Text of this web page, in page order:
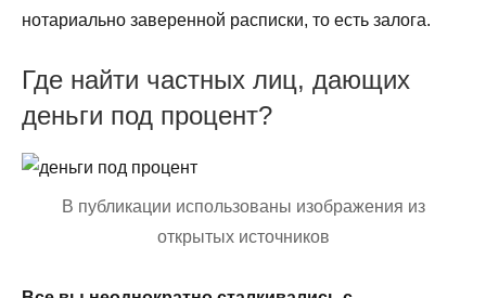
нотариально заверенной расписки, то есть залога.
Где найти частных лиц, дающих
деньги под процент?
В публикации использованы изображения из
открытых источников